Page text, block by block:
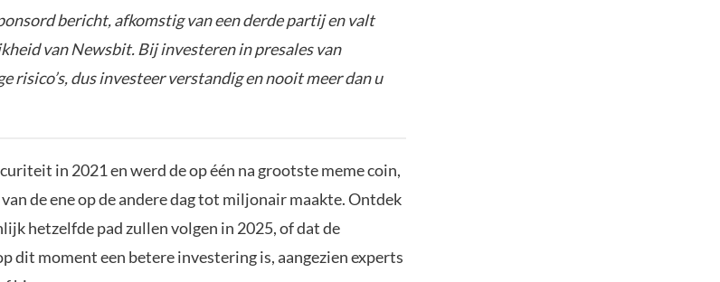
bericht, afkomstig van een derde partij en valt
van Newsbit. Bij investeren in presales van
risico’s, dus investeer verstandig en nooit meer dan u
in 2021 en werd de op één na grootste meme coin,
de ene op de andere dag tot miljonair maakte. Ontdek
hetzelfde pad zullen volgen in 2025, of dat de
dit moment een betere investering is, aangezien experts